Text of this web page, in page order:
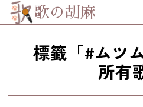
歌の胡麻
標籤「#ムツ
所有